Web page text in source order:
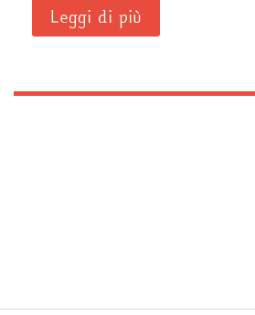
Leggi di più